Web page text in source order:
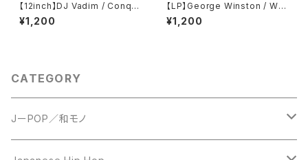
【12inch】DJ Vadim / Conqu
est Of The Irrational
¥1,200
【LP】George Winston / Win
ter Into Spring
¥1,200
CATEGORY
JーPOP／和モノ